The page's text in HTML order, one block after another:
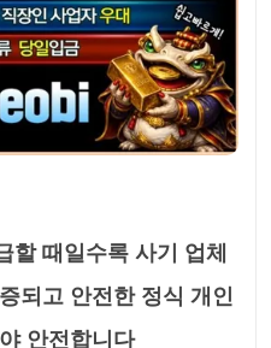
할 때일수록 사기 업체
되고 안전한 정식 개인
안전합니다